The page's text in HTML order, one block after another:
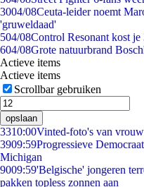
3004/08Ceuta-leider noemt
'gruweldaad'
504/08Control Resonant kost
604/08Grote natuurbrand
Actieve items
Actieve items
Scrollbar gebruiken
opslaan
3310:00Vinted-foto's van
3909:59Progressieve
Michigan
9009:59'Belgische' jongeren
pakken topless zonnen aan